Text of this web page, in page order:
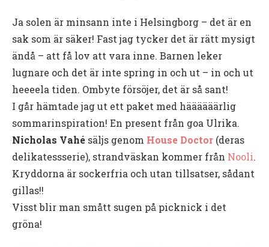
Ja solen är minsann inte i Helsingborg – det är en
sak som är säker! Fast jag tycker det är rätt mysigt
ändå – att få lov att vara inne. Barnen leker
lugnare och det är inte spring in och ut – in och ut
heeeela tiden. Ombyte försöjer, det är så sant!
I går hämtade jag ut ett paket med häääääärlig
sommarinspiration! En present från goa Ulrika.
Nicholas Vahé säljs genom House Doctor (deras
delikatessserie), strandväskan kommer från Nooli.
Kryddorna är sockerfria och utan tillsatser, sådant
gillas!!
Visst blir man smått sugen på picknick i det
gröna!